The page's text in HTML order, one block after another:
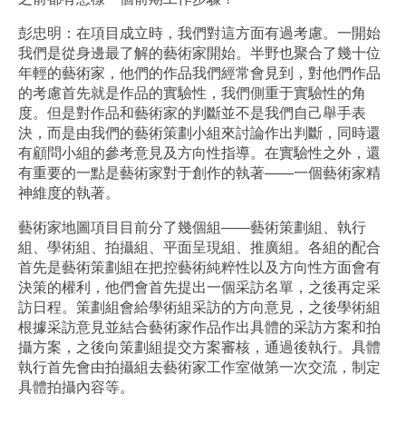
彭忠明：在項目成立時，我們對這方面有過考慮。一開始
我們是從身邊最了解的藝術家開始。半野也聚合了幾十位
年輕的藝術家，他們的作品我們經常會見到，對他們作品
的考慮首先就是作品的實驗性，我們側重于實驗性的角
度。但是對作品和藝術家的判斷並不是我們自己舉手表
決，而是由我們的藝術策劃小組來討論作出判斷，同時還
有顧問小組的參考意見及方向性指導。在實驗性之外，還
有重要的一點是藝術家對于創作的執著——一個藝術家精
神維度的執著。
藝術家地圖項目目前分了幾個組——藝術策劃組、執行
組、學術組、拍攝組、平面呈現組、推廣組。各組的配合
首先是藝術策劃組在把控藝術純粹性以及方向性方面會有
決策的權利，他們會首先提出一個采訪名單，之後再定采
訪日程。策劃組會給學術組采訪的方向意見，之後學術組
根據采訪意見並結合藝術家作品作出具體的采訪方案和拍
攝方案，之後向策劃組提交方案審核，通過後執行。具體
執行首先會由拍攝組去藝術家工作室做第一次交流，制定
具體拍攝內容等。